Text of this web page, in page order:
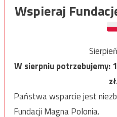
Wspieraj
W sierpniu potrzebujemy:
Państwa wsparcie jest
Fundacji Magna Polonia.